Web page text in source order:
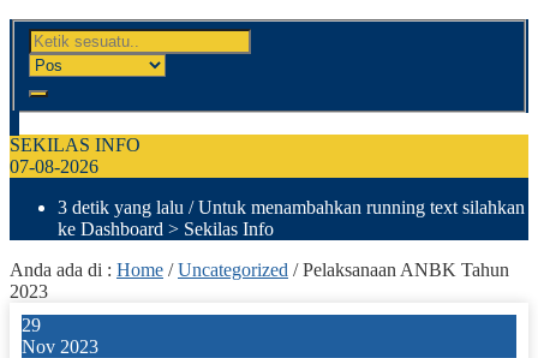
SEKILAS INFO
07-08-2026
3 detik yang lalu / Untuk menambahkan running text silahkan
ke Dashboard > Sekilas Info
Anda ada di : Home /Uncategorized /Pelaksanaan ANBK Tahun
2023
29
Nov 2023